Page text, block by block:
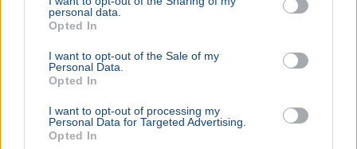
personal data.
Opted In
I want to opt-out of the Sale of my
Personal Data.
Opted In
I want to opt-out of processing my
Personal Data for Targeted Advertising.
Opted In
KULTÚRA
Majka lemondta a sepsiszentgyörgyi
koncertjét - Életveszélyes fenyegetést
kapott
mondta le sepsiszentgyörgyi fellépését, a zenész
feljelentést tesz, a Sic Feszt szervezői is elítélték
az ese...
BELFÖLD
Őrültség
nem
a kormány